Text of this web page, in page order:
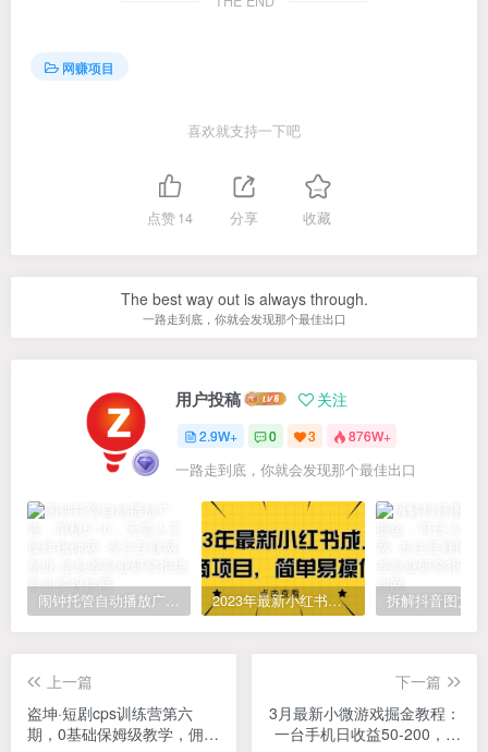
网赚项目
喜欢就支持一下吧
点赞14 分享 收藏
The best way out is always through.
一路走到底，你就会发现那个最佳出口
用户投稿 关注
2.9W+ 0 3 876W+
一路走到底，你就会发现那个最佳出口
闹钟托管自动播放广告，单机5-10，无需人工操作 2023年最新小红书成人电商项目，简单易操作【详细教程】
上一篇
盗坤·短剧cps训练营第六
期，0基础保姆级教学，佣金
下一篇
3月最新小微游戏掘金教程：
一台手机日收益50-200，单